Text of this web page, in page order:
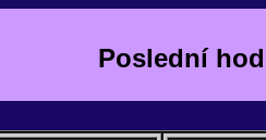
Poslední